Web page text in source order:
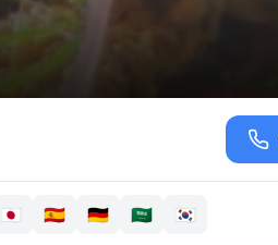
🇯🇵 🇪🇸 🇩🇪 🇸🇦 🇰🇷